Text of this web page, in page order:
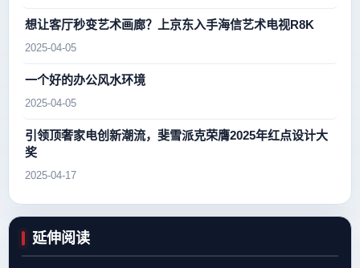
想让客厅秒变艺术画廊？上京东入手海信艺术电视R8K
2025-04-05
一个好的办公风水环境
2025-04-05
引领顶奢家电创新潮流，斐雪派克荣膺2025年红点设计大
奖
2025-04-17
延伸阅读